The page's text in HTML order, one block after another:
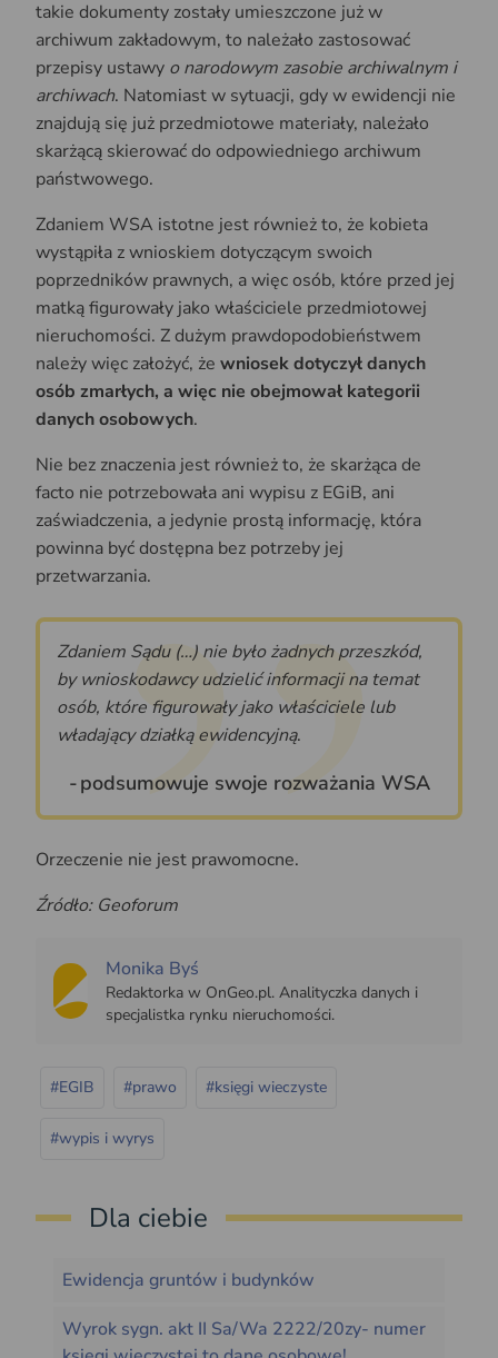
takie dokumenty zostały umieszczone już w
archiwum zakładowym, to należało zastosować
przepisy ustawy o narodowym zasobie archiwalnym i
archiwach. Natomiast w sytuacji, gdy w ewidencji nie
znajdują się już przedmiotowe materiały, należało
skarżącą skierować do odpowiedniego archiwum
państwowego.
Zdaniem WSA istotne jest również to, że kobieta
wystąpiła z wnioskiem dotyczącym swoich
poprzedników prawnych, a więc osób, które przed jej
matką figurowały jako właściciele przedmiotowej
nieruchomości. Z dużym prawdopodobieństwem
należy więc założyć, że wniosek dotyczył danych
osób zmarłych, a więc nie obejmował kategorii
danych osobowych.
Nie bez znaczenia jest również to, że skarżąca de
facto nie potrzebowała ani wypisu z EGiB, ani
zaświadczenia, a jedynie prostą informację, która
powinna być dostępna bez potrzeby jej
przetwarzania.
podsumowuje swoje rozważania WSA
Zdaniem Sądu (…) nie było żadnych przeszkód,
by wnioskodawcy udzielić informacji na temat
osób, które figurowały jako właściciele lub
władający działką ewidencyjną.
Orzeczenie nie jest prawomocne.
Źródło: Geoforum
Monika Byś
Redaktorka w OnGeo.pl. Analityczka danych i
specjalistka rynku nieruchomości.
#EGIB #prawo #księgi wieczyste
#wypis i wyrys
Dla ciebie
Ewidencja gruntów i budynków
Wyrok sygn. akt II Sa/Wa 2222/20zy- numer